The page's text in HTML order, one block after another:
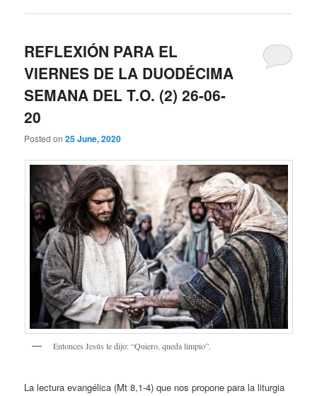
REFLEXIÓN PARA EL
VIERNES DE LA DUODÉCIMA
SEMANA DEL T.O. (2) 26-06-
20
Posted on25 June, 2020
Entonces Jesús le dijo: “Quiero, queda limpio”.
La lectura evangélica (Mt 8,1-4) que nos propone para la liturgia